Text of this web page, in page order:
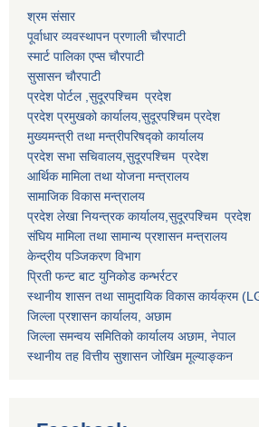
श्रम संसार
पूर्वाधार व्यवस्थापन प्रणाली चाैरपाटी
स्मार्ट पालिका एप्स चाैरपाटी
सुसासन चाैरपाटी
प्रदेश पोर्टल ,सुदूरपश्चिम प्रदेश
प्रदेश प्रमुखको कार्यालय,सुदूरपश्चिमप्रदेश
मुख्यमन्त्री तथा मन्त्रीपरिषद्को कार्यालय
प्रदेश सभा सचिवालय,सुदूरपश्चिम प्रदेश
आर्थिक मामिला तथा योजना मन्त्रालय
सामाजिक विकास मन्त्रालय
प्रदेश लेखा नियन्त्रक कार्यालय,सुदूरपश्चिम प्रदेश
संघिय मामिला तथा सामान्य प्रशासन मन्त्रालय
केन्द्रीय पञ्जिकरण विभाग
प्रिती फन्ट बाट युनिकोड कन्भर्रटर
स्थानीय शासन तथा सामुदायिक विकास कार्यक्रम
जिल्ला प्रशासन कार्यालय, अछाम
जिल्ला समन्वय समितिको कार्यालय अछाम, नेपाल
स्थानीय तह वित्तीय सुशासन जोखिम मूल्याङ्कन